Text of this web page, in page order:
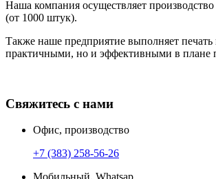
Наша компания осуществляет
(от 1000 штук).
Также наше предприятие выполняет
практичными, но и эффективными в плане
Свяжитесь с нами
Офис, производство
+7 (383) 258-56-26